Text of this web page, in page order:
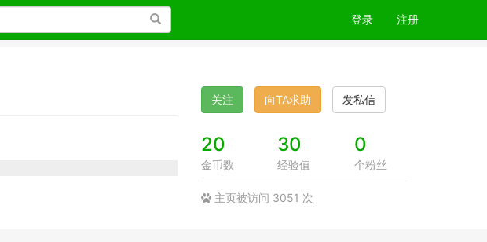
搜索 登录 注册
关注 向TA求助 发私信
20
金币数
30
经验值
0
个粉丝
主页被访问 3051 次